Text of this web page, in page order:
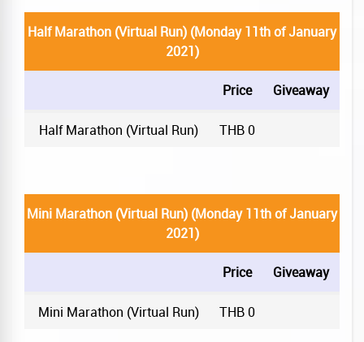
Half Marathon (Virtual Run) (Monday 11th of January
2021)
Price Giveaway
Half Marathon (Virtual Run) THB 0
Mini Marathon (Virtual Run) (Monday 11th of January
2021)
Price Giveaway
Mini Marathon (Virtual Run) THB 0